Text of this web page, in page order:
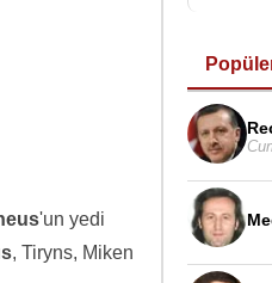
'un yedi
, Tiryns, Miken